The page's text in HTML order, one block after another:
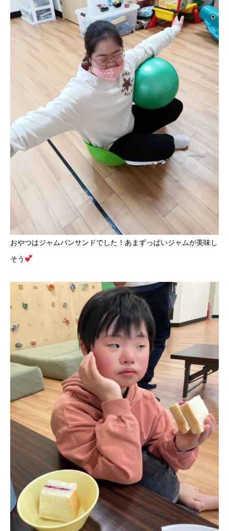
おやつはジャムパンサンドでした！あまずっぱいジャムが美味し
そう